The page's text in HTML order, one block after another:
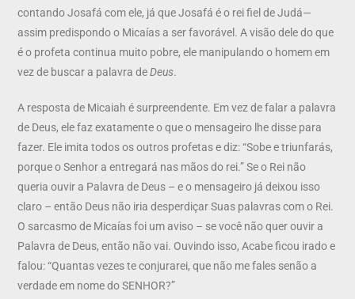
contando Josafá com ele, já que Josafá é o rei fiel de Judá—
assim predispondo o Micaías a ser favorável. A visão dele do que
é o profeta continua muito pobre, ele manipulando o homem em
vez de buscar a palavra deDeus.
A resposta de Micaiah é surpreendente. Em vez de falar a palavra
de Deus, ele faz exatamente o que o mensageiro lhe disse para
fazer. Ele imita todos os outros profetas e diz: “Sobe e triunfarás,
porque o Senhor a entregará nas mãos do rei.” Se o Rei não
queria ouvir a Palavra de Deus – e o mensageiro já deixou isso
claro – então Deus não iria desperdiçar Suas palavras com o Rei.
O sarcasmo de Micaías foi um aviso – se você não quer ouvir a
Palavra de Deus, então não vai. Ouvindo isso, Acabe ficou irado e
falou: “Quantas vezes te conjurarei, que não me fales senão a
verdade em nome do SENHOR?”